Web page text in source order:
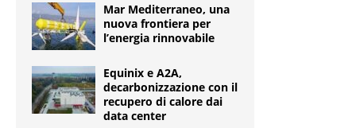
Mar Mediterraneo, una
nuova frontiera per
l’energia rinnovabile
Equinix e A2A,
decarbonizzazione con il
recupero di calore dai
data center